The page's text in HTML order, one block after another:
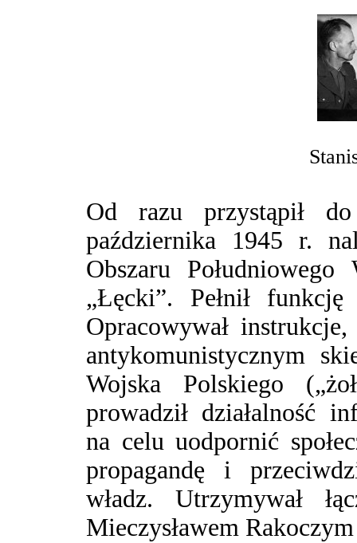
Od razu przystąpił do
października 1945 r.
Obszaru
„Łęcki”. Pełnił
Opracowywał
antykomunistycznym
Wojska Polskiego
prowadził działalność
na celu uodpornić
propagandę i
władz. Utrzymywał
Mieczysławem